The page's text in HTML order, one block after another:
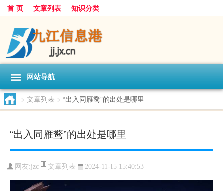
首 页 文章列表 知识分类
网站导航
> 文章列表 > “出入同雁鹜”的出处是哪里
“出入同雁鹜”的出处是哪里
网友:jzc 文章列表 2024-11-15 15:40:53